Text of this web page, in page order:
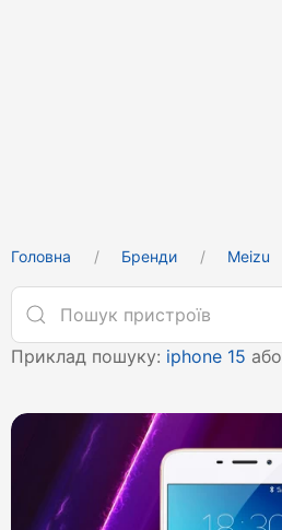
Головна Бренди Meizu
Приклад пошуку: iphone 15 або